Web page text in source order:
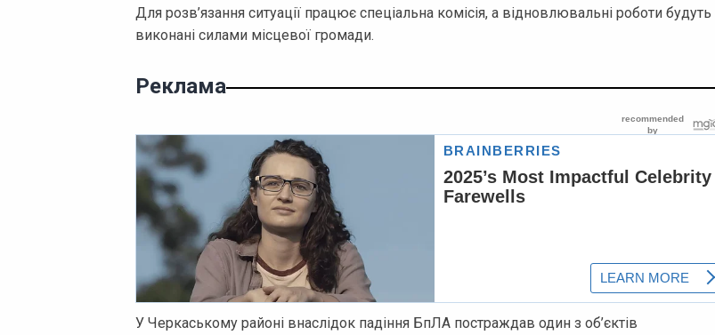
Для розв’язання ситуації працює спеціальна комісія, а відновлювальні роботи будуть
виконані силами місцевої громади.
Реклама
У Черкаському районі внаслідок падіння БпЛА постраждав один з об’єктів